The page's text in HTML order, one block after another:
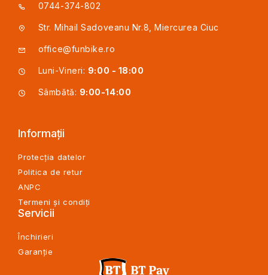
0744-374-802
Str. Mihail Sadoveanu Nr.8, Miercurea Ciuc
office@funbike.ro
Luni-Vineri: 9:00 - 18:00
Sâmbătă: 9:00-14:00
Informații
Protecția datelor
Politica de retur
ANPC
Termeni și condiți
Servicii
Închirieri
Garanție